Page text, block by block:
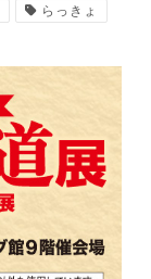
らっきょ